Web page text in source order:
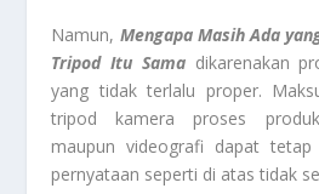
Namun, Mengapa Masih Ada
Tripod Itu Samadikarenakan
yang tidak terlalu proper.
tripod kamera proses
maupun videografi dapat tetap
pernyataan seperti di atas tidak